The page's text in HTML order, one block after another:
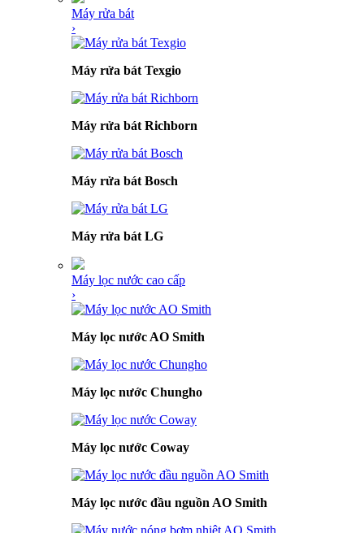
Máy rửa bát
›
Máy rửa bát Texgio
Máy rửa bát Richborn
Máy rửa bát Bosch
Máy rửa bát LG
Máy lọc nước cao cấp
›
Máy lọc nước AO Smith
Máy lọc nước Chungho
Máy lọc nước Coway
Máy lọc nước đầu nguồn AO Smith